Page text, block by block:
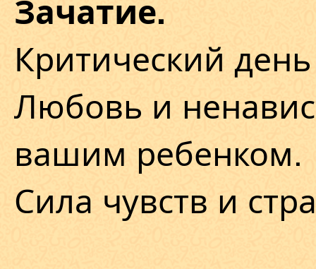
Зачатие.
Критический
Любовь и
вашим ребенком.
Сила чувств и